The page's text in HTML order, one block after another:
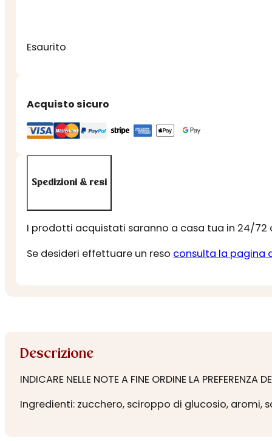
Esaurito
Acquisto sicuro
Spedizioni & resi
I prodotti acquistati saranno a casa tua in 24/72
Se desideri effettuare un reso consulta la pagina
Descrizione
INDICARE NELLE NOTE A FINE ORDINE LA
Ingredienti: zucchero, sciroppo di glucosio, aromi,